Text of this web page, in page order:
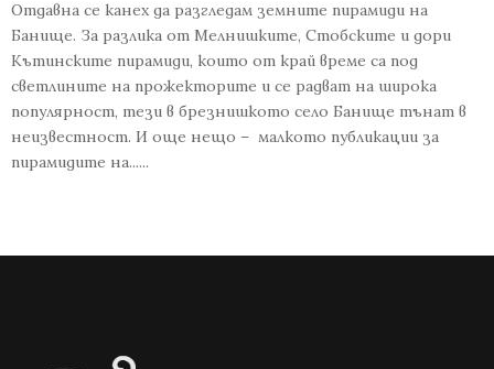
Отдавна се канех да разгледам земните пирамиди на
Банище. За разлика от Мелнишките, Стобските и дори
Кътинските пирамиди, които от край време са под
светлините на прожекторите и се радват на широка
популярност, тези в брезнишкото село Банище тънат в
неизвестност. И още нещо – малкото публикации за
пирамидите на......